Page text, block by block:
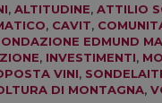
, ALTITUDINE, ATTILIO
, CAVIT,
EDMUND
, INVESTIMENTI,
VINI,
DI MONTAGNA,